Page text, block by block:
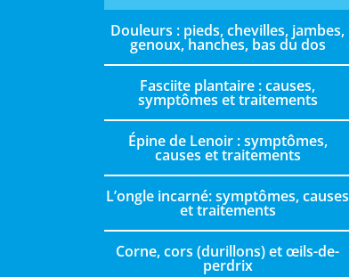
Douleurs : pieds, chevilles, jambes,
genoux, hanches, bas du dos
Fasciite plantaire : causes,
symptômes et traitements
Épine de Lenoir : symptômes,
causes et traitements
L’ongle incarné: symptômes, causes
et traitements
Corne, cors (durillons) et œils-de-
perdrix